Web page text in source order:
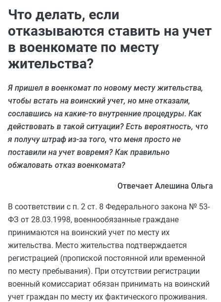
Что делать, если
отказываются ставить на учет
в военкомате по месту
жительства?
Я пришел в военкомат по новому месту жительства,
чтобы встать на воинский учет, но мне отказали,
сославшись на какие-то внутренние процедуры. Как
действовать в такой ситуации? Есть вероятность, что
я получу штраф из-за того, что меня просто не
поставили на учет вовремя? Как правильно
обжаловать отказ военкомата?
Отвечает Алешина Ольга
В соответствии с п. 2 ст. 8 Федерального закона № 53-
ФЗ от 28.03.1998, военнообязанные граждане
принимаются на воинский учет по месту их
жительства. Место жительства подтверждается
регистрацией (пропиской постоянной или временной
по месту пребывания). При отсутствии регистрации
военный комиссариат обязан принимать на воинский
учет граждан по месту их фактического проживания.